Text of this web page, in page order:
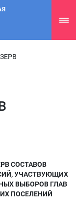
СОСТАВОВ
УЧАСТВУЮЩИХ
ВЫБОРОВ ГЛАВ
ПОСЕЛЕНИЙ